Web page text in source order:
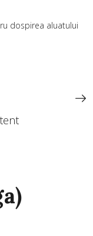
dospirea aluatului